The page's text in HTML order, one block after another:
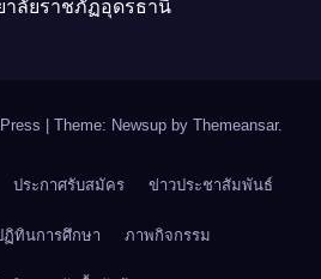
าลัยราชภัฏอุดรธานี
| Theme: Newsup by Themeansar.
ประกาศรับสมัคร ข่าวประชาสัมพันธ์
ฏิทินการศึกษา ภาพกิจกรรม